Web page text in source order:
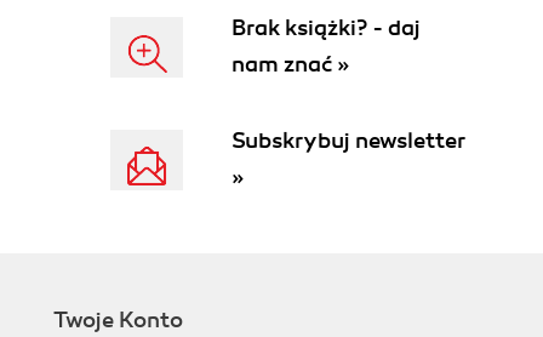
Brak książki? - daj
nam znać »
Subskrybuj newsletter
»
Twoje Konto